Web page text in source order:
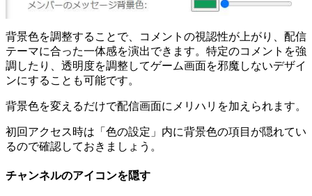
背景色を調整することで、コメントの視認性が上がり、配信
テーマに合った一体感を演出できます。特定のコメントを強
調したり、透明度を調整してゲーム画面を邪魔しないデザイ
ンにすることも可能です。
背景色を変えるだけで配信画面にメリハリを加えられます。
初回アクセス時は「色の設定」内に背景色の項目が隠れてい
るので確認しておきましょう。
チャンネルのアイコンを隠す